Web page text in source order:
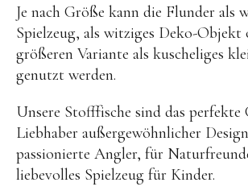
GRIMM’S
Spielzeug aus dem
WOODEN STORY
GRAPAT
RADUGA GREZ
Je nach Größe kann die Flunder als
Spielzeug, als witziges Deko-Objekt
größeren Variante als kuscheliges
genutzt werden.
Unsere Stofffische sind das perfekte
Liebhaber außergewöhnlicher
passionierte Angler, für
liebevolles Spielzeug für Kinder.